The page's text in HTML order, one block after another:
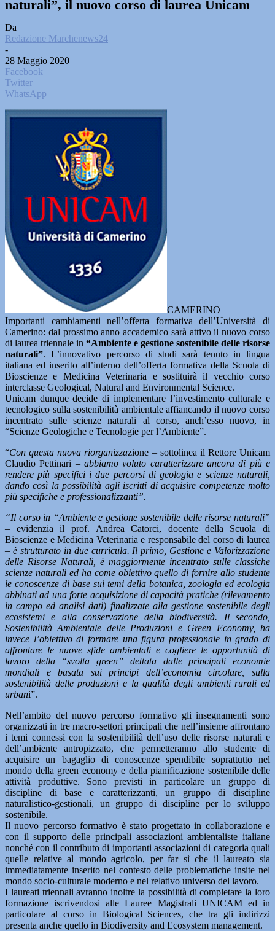
naturali”, il nuovo corso di laurea Unicam
Da
Redazione Marchenews24
-
28 Maggio 2020
Facebook
Twitter
WhatsApp
CAMERINO –
Importanti cambiamenti nell’offerta formativa dell’Università di
Camerino: dal prossimo anno accademico sarà attivo il nuovo corso
di laurea triennale in “Ambiente e gestione sostenibile delle risorse
naturali”. L’innovativo percorso di studi sarà tenuto in lingua
italiana ed inserito all’interno dell’offerta formativa della Scuola di
Bioscienze e Medicina Veterinaria e sostituirà il vecchio corso
interclasse Geological, Natural and Environmental Science.
Unicam dunque decide di implementare l’investimento culturale e
tecnologico sulla sostenibilità ambientale affiancando il nuovo corso
incentrato sulle scienze naturali al corso, anch’esso nuovo, in
“Scienze Geologiche e Tecnologie per l’Ambiente”.
“Con questa nuova riorganizzazione – sottolinea il Rettore Unicam
Claudio Pettinari – abbiamo voluto caratterizzare ancora di più e
rendere più specifici i due percorsi di geologia e scienze naturali,
dando così la possibilità agli iscritti di acquisire competenze molto
più specifiche e professionalizzanti”.
“Il corso in “Ambiente e gestione sostenibile delle risorse naturali”
– evidenzia il prof. Andrea Catorci, docente della Scuola di
Bioscienze e Medicina Veterinaria e responsabile del corso di laurea
– è strutturato in due curricula. Il primo, Gestione e Valorizzazione
delle Risorse Naturali, è maggiormente incentrato sulle classiche
scienze naturali ed ha come obiettivo quello di fornire allo studente
le conoscenze di base sui temi della botanica, zoologia ed ecologia
abbinati ad una forte acquisizione di capacità pratiche (rilevamento
in campo ed analisi dati) finalizzate alla gestione sostenibile degli
ecosistemi e alla conservazione della biodiversità. Il secondo,
Sostenibilità Ambientale delle Produzioni e Green Economy, ha
invece l’obiettivo di formare una figura professionale in grado di
affrontare le nuove sfide ambientali e cogliere le opportunità di
lavoro della “svolta green” dettata dalle principali economie
mondiali e basata sui principi dell’economia circolare, sulla
sostenibilità delle produzioni e la qualità degli ambienti rurali ed
urbani”.
Nell’ambito del nuovo percorso formativo gli insegnamenti sono
organizzati in tre macro-settori principali che nell’insieme affrontano
i temi connessi con la sostenibilità dell’uso delle risorse naturali e
dell’ambiente antropizzato, che permetteranno allo studente di
acquisire un bagaglio di conoscenze spendibile soprattutto nel
mondo della green economy e della pianificazione sostenibile delle
attività produttive. Sono previsti in particolare un gruppo di
discipline di base e caratterizzanti, un gruppo di discipline
naturalistico-gestionali, un gruppo di discipline per lo sviluppo
sostenibile.
Il nuovo percorso formativo è stato progettato in collaborazione e
con il supporto delle principali associazioni ambientaliste italiane
nonché con il contributo di importanti associazioni di categoria quali
quelle relative al mondo agricolo, per far sì che il laureato sia
immediatamente inserito nel contesto delle problematiche insite nel
mondo socio-culturale moderno e nel relativo universo del lavoro.
I laureati triennali avranno inoltre la possibilità di completare la loro
formazione iscrivendosi alle Lauree Magistrali UNICAM ed in
particolare al corso in Biological Sciences, che tra gli indirizzi
presenta anche quello in Biodiversity and Ecosystem management.